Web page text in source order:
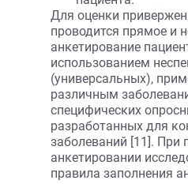
Для оценки
проводится прямое и
анкетирование
использованием
(универсальных),
различным
специфических
разработанных для
заболеваний [11]. При
анкетировании
правила заполнения